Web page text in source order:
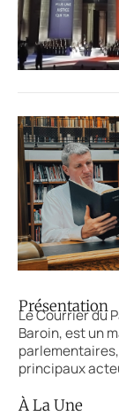
Présentation
Le Courrier du
Baroin, est un
principaux
À La Une